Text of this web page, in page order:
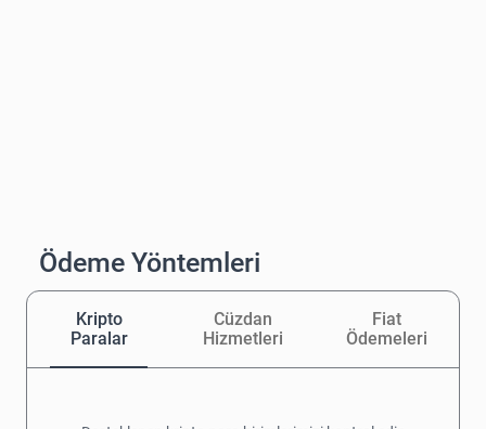
Ödeme Yöntemleri
Kripto
Paralar
Cüzdan
Hizmetleri
Fiat
Ödemeleri